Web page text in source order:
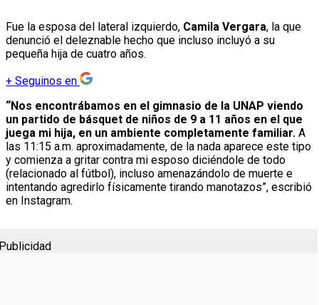
Fue la esposa del lateral izquierdo, Camila Vergara, la que
denunció el deleznable hecho que incluso incluyó a su
pequeña hija de cuatro años.
+ Seguinos en
“Nos encontrábamos en el gimnasio de la UNAP viendo
un partido de básquet de niños de 9 a 11 años en el que
juega mi hija, en un ambiente completamente familiar. A
las 11:15 a.m. aproximadamente, de la nada aparece este tipo
y comienza a gritar contra mi esposo diciéndole de todo
(relacionado al fútbol), incluso amenazándolo de muerte e
intentando agredirlo físicamente tirando manotazos”, escribió
en Instagram.